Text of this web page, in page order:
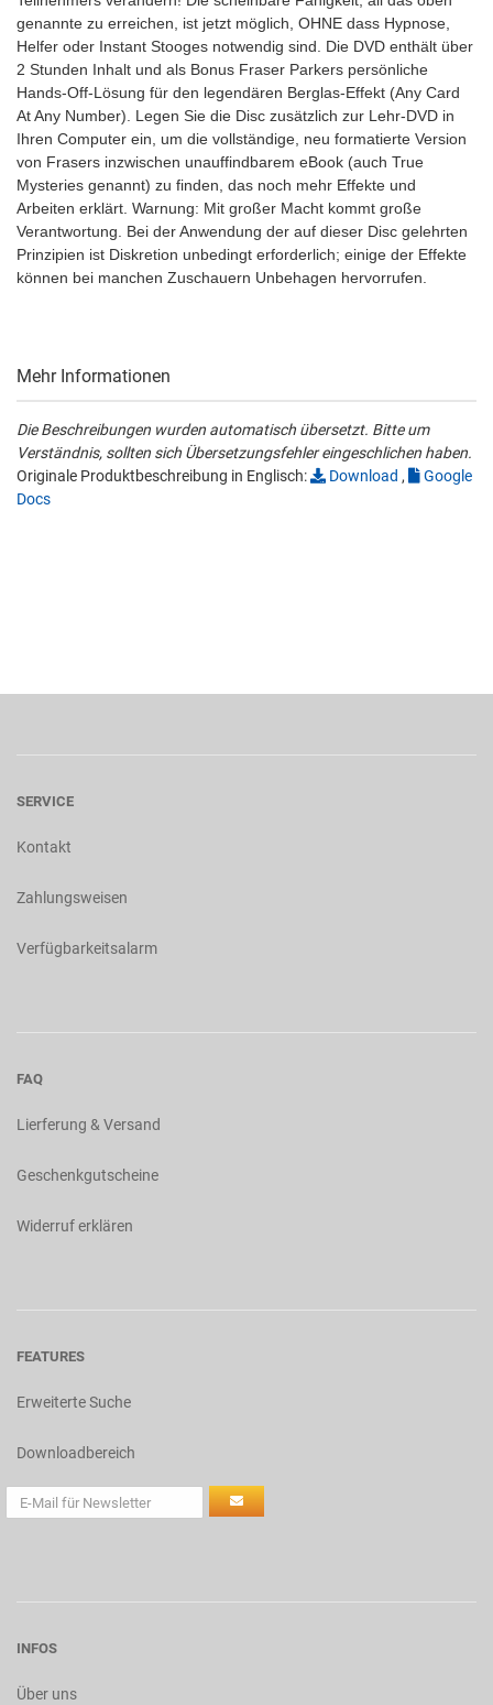
genannte zu erreichen, ist jetzt möglich, OHNE dass Hypnose,
Helfer oder Instant Stooges notwendig sind. Die DVD enthält über
2 Stunden Inhalt und als Bonus Fraser Parkers persönliche
Hands-Off-Lösung für den legendären Berglas-Effekt (Any Card
At Any Number). Legen Sie die Disc zusätzlich zur Lehr-DVD in
Ihren Computer ein, um die vollständige, neu formatierte Version
von Frasers inzwischen unauffindbarem eBook (auch True
Mysteries genannt) zu finden, das noch mehr Effekte und
Arbeiten erklärt. Warnung: Mit großer Macht kommt große
Verantwortung. Bei der Anwendung der auf dieser Disc gelehrten
Prinzipien ist Diskretion unbedingt erforderlich; einige der Effekte
können bei manchen Zuschauern Unbehagen hervorrufen.
Mehr Informationen
Die Beschreibungen wurden automatisch übersetzt. Bitte um
Verständnis, sollten sich Übersetzungsfehler eingeschlichen haben.
Originale Produktbeschreibung in Englisch:
Download ,
Google
Docs
SERVICE
Kontakt
Zahlungsweisen
Verfügbarkeitsalarm
FAQ
Lierferung & Versand
Geschenkgutscheine
Widerruf erklären
FEATURES
Erweiterte Suche
Downloadbereich
INFOS
Über uns